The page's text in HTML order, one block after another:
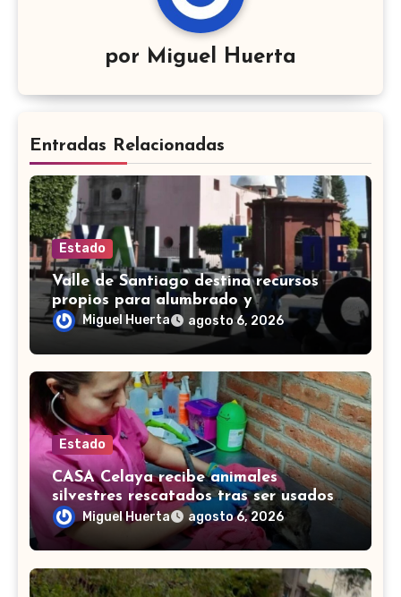
por Miguel Huerta
Entradas Relacionadas
Estado
Valle de Santiago destina recursos
propios para alumbrado y
equipamiento en obras financiadas
por deuda estatal
Miguel Huerta agosto 6, 2026
Estado
CASA Celaya recibe animales
silvestres rescatados tras ser usados
como mascotas
Miguel Huerta agosto 6, 2026